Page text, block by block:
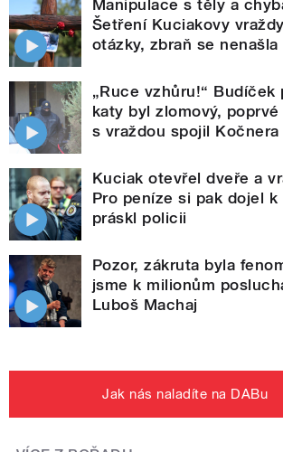
Manipulace s těly a
Šetření Kuciakovy
otázky, zbraň se nenašla
„Ruce vzhůru!“ Budíček
katy byl zlomový,
s vraždou spojil Kočnera
Kuciak otevřel dveře a
Pro peníze si pak dojel
práskl policii
Pozor, zákruta byla
jsme k milionům
Luboš Machaj
Jak nás naladíte na DABu